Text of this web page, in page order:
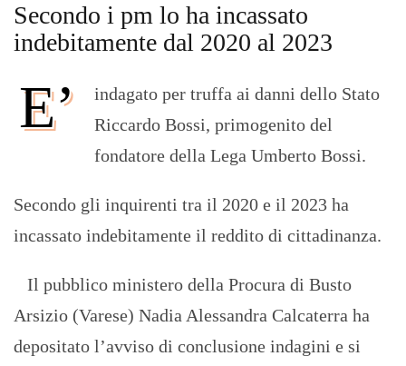
Secondo i pm lo ha incassato
indebitamente dal 2020 al 2023
E’
indagato per truffa ai danni dello Stato
Riccardo Bossi, primogenito del
fondatore della Lega Umberto Bossi.
Secondo gli inquirenti tra il 2020 e il 2023 ha
incassato indebitamente il reddito di cittadinanza.
Il pubblico ministero della Procura di Busto
Arsizio (Varese) Nadia Alessandra Calcaterra ha
depositato l’avviso di conclusione indagini e si